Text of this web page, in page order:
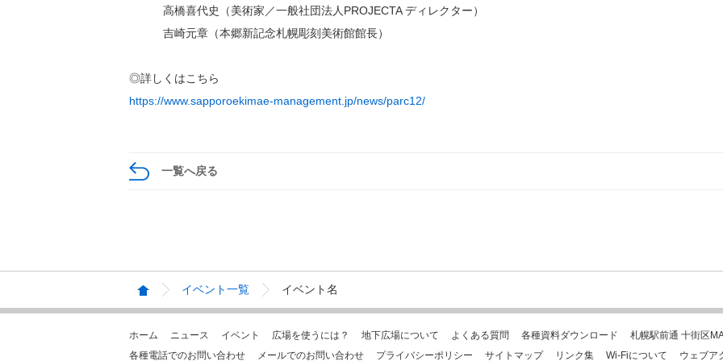
高橋喜代史（美術家／一般社団法人PROJECTA ディレクター）
吉崎元章（本郷新記念札幌彫刻美術館館長）
◎詳しくはこちら
https://www.sapporoekimae-management.jp/news/parc12/
一覧へ戻る
イベント一覧 イベント名
ホーム ニュース イベント 広場を使うには？ 地下広場について よくある質問 各種資料ダウンロード
札幌駅前通 十街区
各種電話でのお問い合わせ
メールでのお問い合わせ プライバシーポリシー サイトマップ リンク集 Wi-Fiについて ウェブア